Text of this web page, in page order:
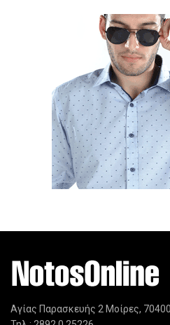
Αγίας Παρασκευής 2 Μοίρες, 70400